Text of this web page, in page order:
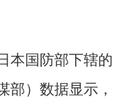
本国防部下辖的
部）数据显示，